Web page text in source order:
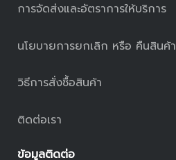
การจัดส่งและอัตราการให้บริการ
นโยบายการยกเลิก หรือ คืนสินค้า
วิธีการสั่งซื้อสินค้า
ติดต่อเรา
ข้อมูลติดต่อ